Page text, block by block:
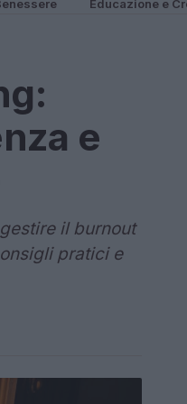
Educazione e
e
il burnout
pratici e